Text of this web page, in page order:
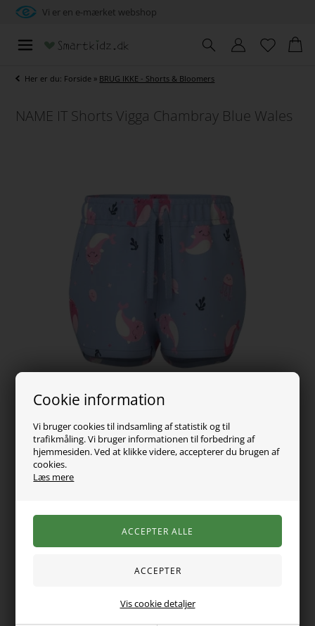
Cookie information
Vi bruger cookies til indsamling af statistik og til
trafikmåling. Vi bruger informationen til forbedring af
hjemmesiden. Ved at klikke videre, accepterer du brugen af
cookies.
Læs mere
Vis cookie detaljer
Vi er en e-mærket webshop
Her er du: Forside » BRUG IKKE - Shorts & Bloomers
NAME IT Shorts Vigga Chambray Blue Wales
Vælg Størrelse
Super søde shorts fra Name It med allover print med hvaler,
justerbar talje og snøre i livet. Lavet i dejligt blødt bomuld.